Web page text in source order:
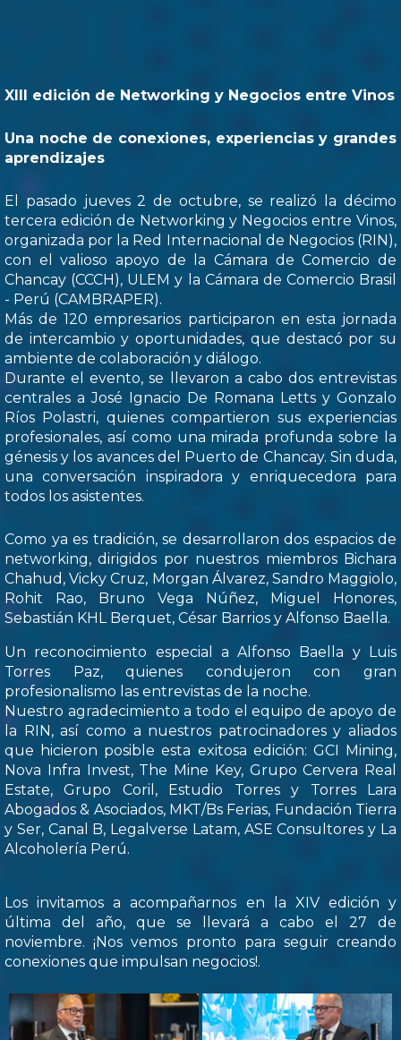
XIII edición de Networking y Negocios entre Vinos
Una noche de conexiones, experiencias y grandes
aprendizajes
El pasado jueves 2 de octubre, se realizó la décimo
tercera edición de Networking y Negocios entre Vinos,
organizada por la Red Internacional de Negocios (RIN),
con el valioso apoyo de la Cámara de Comercio de
Chancay (CCCH), ULEM y la Cámara de Comercio Brasil
- Perú (CAMBRAPER).
Más de 120 empresarios participaron en esta jornada
de intercambio y oportunidades, que destacó por su
ambiente de colaboración y diálogo.
Durante el evento, se llevaron a cabo dos entrevistas
centrales a José Ignacio De Romana Letts y Gonzalo
Ríos Polastri, quienes compartieron sus experiencias
profesionales, así como una mirada profunda sobre la
génesis y los avances del Puerto de Chancay. Sin duda,
una conversación inspiradora y enriquecedora para
todos los asistentes.
Como ya es tradición, se desarrollaron dos espacios de
networking, dirigidos por nuestros miembros Bichara
Chahud, Vicky Cruz, Morgan Álvarez, Sandro Maggiolo,
Rohit Rao, Bruno Vega Núñez, Miguel Honores,
Sebastián KHL Berquet, César Barrios y Alfonso Baella.
Un reconocimiento especial a Alfonso Baella y Luis
Torres Paz, quienes condujeron con gran
profesionalismo las entrevistas de la noche.
Nuestro agradecimiento a todo el equipo de apoyo de
la RIN, así como a nuestros patrocinadores y aliados
que hicieron posible esta exitosa edición: GCI Mining,
Nova Infra Invest, The Mine Key, Grupo Cervera Real
Estate, Grupo Coril, Estudio Torres y Torres Lara
Abogados & Asociados, MKT/Bs Ferias, Fundación Tierra
y Ser, Canal B, Legalverse Latam, ASE Consultores y La
Alcoholería Perú.
Los invitamos a acompañarnos en la XIV edición y
última del año, que se llevará a cabo el 27 de
noviembre. ¡Nos vemos pronto para seguir creando
conexiones que impulsan negocios!.